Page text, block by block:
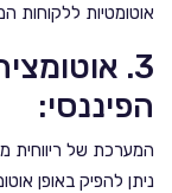
אוטומטיות ללקוחות
3.
הפיננסי:
המערכת של ריווחית
ניתן להפיק באופן